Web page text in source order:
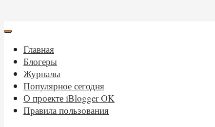
Главная
Блогеры
Журналы
Популярное сегодня
О проекте iBlogger OK
Правила пользования